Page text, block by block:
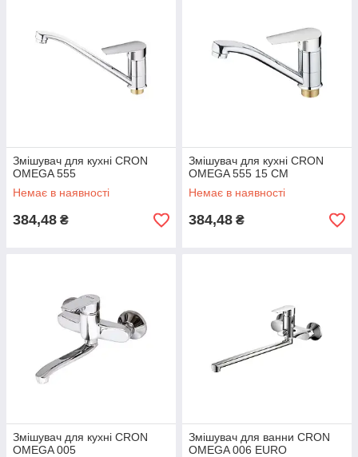
Змішувач для кухні CRON
OMEGA 555
Немає в наявності
384,48 ₴
Змішувач для кухні CRON
OMEGA 555 15 СМ
Немає в наявності
384,48 ₴
Змішувач для кухні CRON
OMEGA 005
Змішувач для ванни CRON
OMEGA 006 EURO